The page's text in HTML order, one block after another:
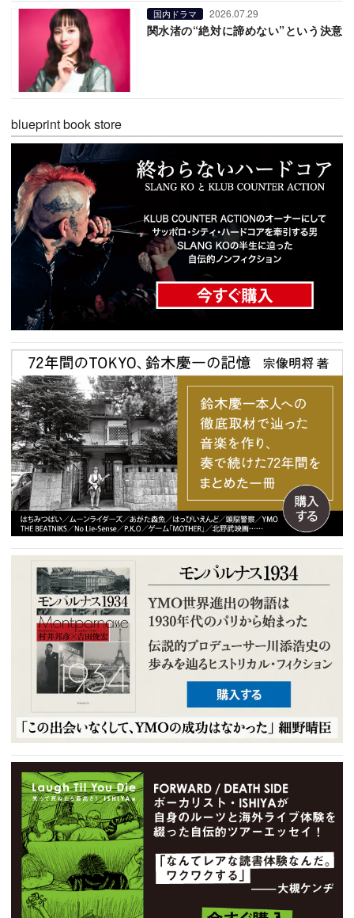
国内ドラマ 2026.07.29
関水渚の“絶対に諦めない”という決意
blueprint book store